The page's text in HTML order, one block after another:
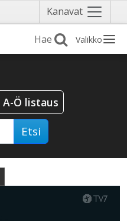
Kanavat Näytä
valikko
Valikko
A-Ö listaus
Etsi